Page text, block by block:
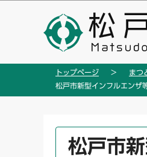
先
トップページ まつ
松戸市新型インフルエン
松戸市